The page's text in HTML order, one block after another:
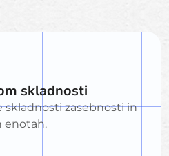
skladnosti
skladnosti zasebnosti in
enotah.